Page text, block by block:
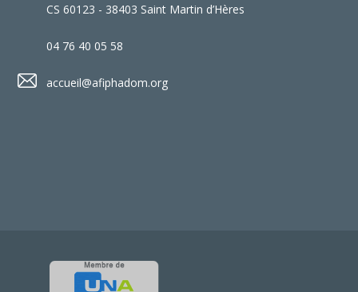
CS 60123 - 38403 Saint Martin d’Hères
04 76 40 05 58
accueil@afiphadom.org